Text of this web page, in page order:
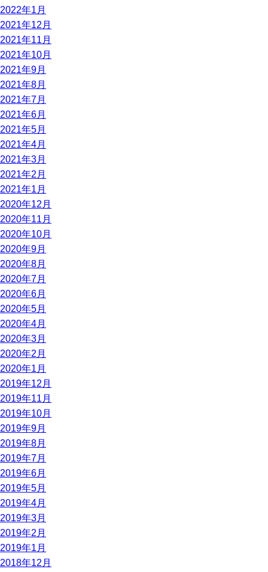
2022年1月
2021年12月
2021年11月
2021年10月
2021年9月
2021年8月
2021年7月
2021年6月
2021年5月
2021年4月
2021年3月
2021年2月
2021年1月
2020年12月
2020年11月
2020年10月
2020年9月
2020年8月
2020年7月
2020年6月
2020年5月
2020年4月
2020年3月
2020年2月
2020年1月
2019年12月
2019年11月
2019年10月
2019年9月
2019年8月
2019年7月
2019年6月
2019年5月
2019年4月
2019年3月
2019年2月
2019年1月
2018年12月